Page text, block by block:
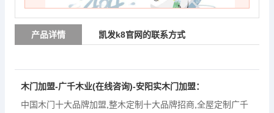
产品详情 凯发k8官网的联系方式
木门加盟-广千木业(在线咨询)-安阳实木门加盟：
中国木门十大品牌加盟 整木定制十大品牌招商 全屋定制广千